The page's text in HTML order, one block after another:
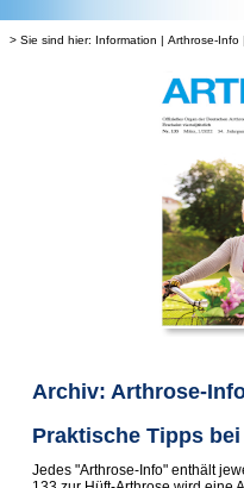
> Sie sind hier: Information | Arthrose-Info |
Archiv: Arthrose-
Praktische Tipps
Jedes "Arthrose-Info" enthält